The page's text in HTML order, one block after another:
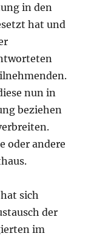
in den
hat und
nun in
beziehen
oder andere
sich
der
im